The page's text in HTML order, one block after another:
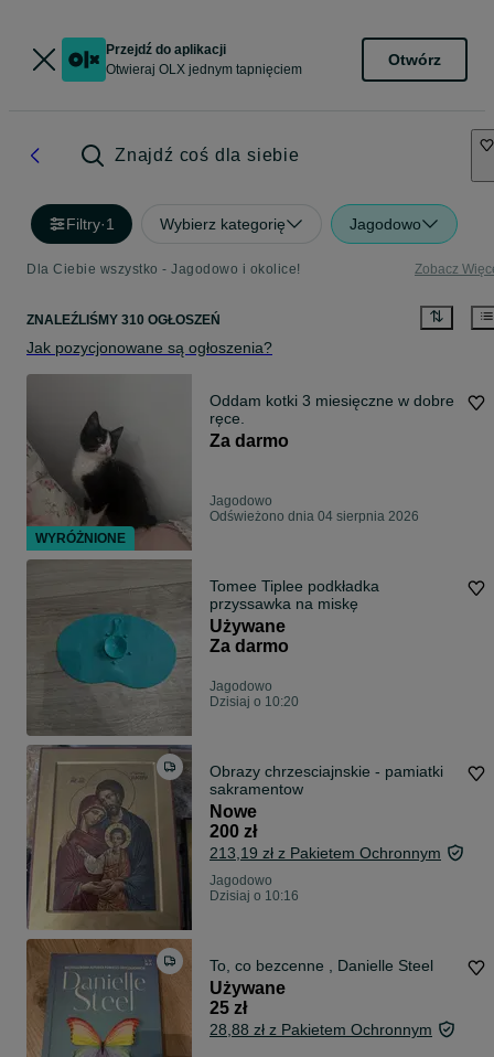
Przejdź do aplikacji
Otwieraj OLX jednym tapnięciem
Otwórz
Znajdź coś dla siebie
Filtry·1 Wybierz kategorię Jagodowo
Dla Ciebie wszystko - Jagodowo i okolice! Zobacz
ZNALEŹLIŚMY 310 OGŁOSZEŃ
Jak pozycjonowane są ogłoszenia?
Oddam kotki 3 miesięczne w dobre
ręce.
Za darmo
Jagodowo
Odświeżono dnia 04 sierpnia 2026
Tomee Tiplee podkładka
przyssawka na miskę
Używane
Za darmo
Jagodowo
Dzisiaj o 10:20
Obrazy chrzesciajnskie - pamiatki
sakramentow
Nowe
200 zł
213,19 zł z Pakietem Ochronnym
Jagodowo
Dzisiaj o 10:16
To, co bezcenne , Danielle Steel
Używane
25 zł
28,88 zł z Pakietem Ochronnym
WYRÓŻNIONE